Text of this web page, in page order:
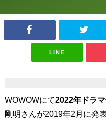
LINE
WOWOWにて2022年ドラマ
剛明さんが2019年2月に発表